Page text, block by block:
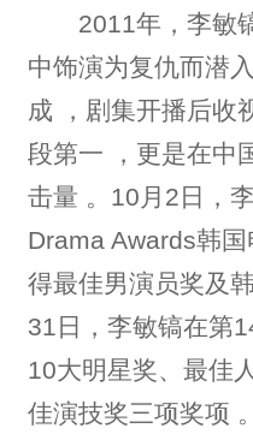
2011年，李敏镐
中饰演为复仇而潜
成 ，剧集开播后收
段第一 ，更是在中
击量 。10月2日，
Drama Awards韩
得最佳男演员奖及
31日，李敏镐在第
10大明星奖、最佳
佳演技奖三项奖项 。